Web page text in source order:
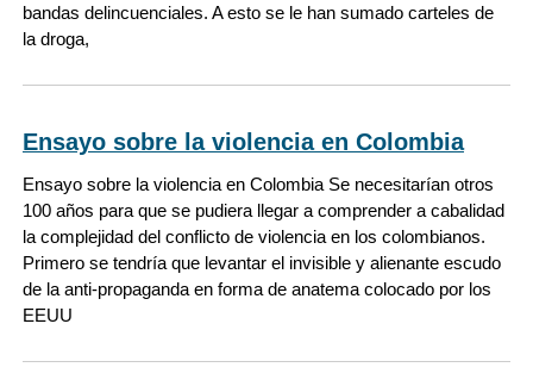
bandas delincuenciales. A esto se le han sumado carteles de
la droga,
Ensayo sobre la violencia en Colombia
Ensayo sobre la violencia en Colombia Se necesitarían otros
100 años para que se pudiera llegar a comprender a cabalidad
la complejidad del conflicto de violencia en los colombianos.
Primero se tendría que levantar el invisible y alienante escudo
de la anti-propaganda en forma de anatema colocado por los
EEUU